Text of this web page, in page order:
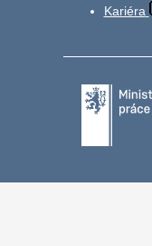
Kariéra